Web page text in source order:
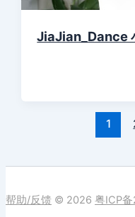
JiaJian_Dance
1
帮助/反馈 © 2026 粤ICP